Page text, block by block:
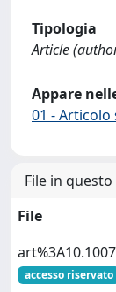
Tipologia
Article
Appare
01 -
File in
File
accesso riservato